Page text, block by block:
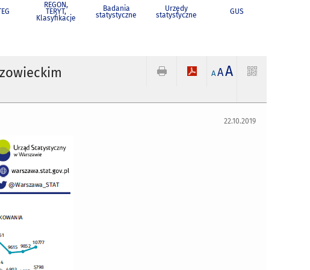
REGON,
TERYT,
Klasyfikacje
Badania
statystyczne
Urzędy
statystyczne GUS
A AA
22.10.2019